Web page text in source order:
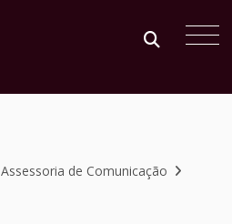
Assessoria de Comunicação